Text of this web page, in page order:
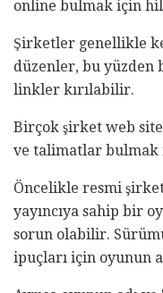
online bulmak için
Şirketler genellikle
düzenler, bu yüzden
linkler kırılabilir.
Birçok şirket web
ve talimatlar bulmak
Öncelikle resmi
yayıncıya sahip bir
sorun olabilir.
ipuçları için oyunun